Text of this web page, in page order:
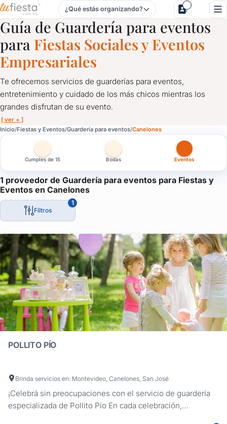
Guardería para eventos para Fiestas y Eventos en
¿Qué estás organizando?
Guía de Guardería para eventos
para Fiestas Sociales y Eventos
Empresariales
Te ofrecemos servicios de guarderías para eventos,
entretenimiento y cuidado de los más chicos mientras los
grandes disfrutan de su evento.
[ ver + ]
Inicio Fiestas y Eventos Guardería para eventos Canelones
Cumples de 15 Bodas Eventos
1 proveedor de Guardería para eventos para Fiestas y
Eventos en Canelones
Filtros
1
POLLITO PÍO
Brinda servicios en: Montevideo, Canelones, San José
¡Celebrá sin preocupaciones con el servicio de guardería
especializada de Pollito Pío En cada celebración,
Guardería para eventos para Fiestas y Eventos en
Te ofrecemos servicios de guarderías para eventos,
Un servicio imprescindible si estás pensando en reunirte con
Contratá aquí servicio de guardería para eventos.